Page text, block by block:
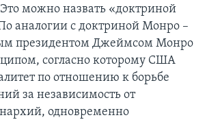
можно назвать «доктриной
аналогии с доктриной Монро –
президентом Джеймсом Монро
согласно которому США
по отношению к борьбе
за независимость от
одновременно